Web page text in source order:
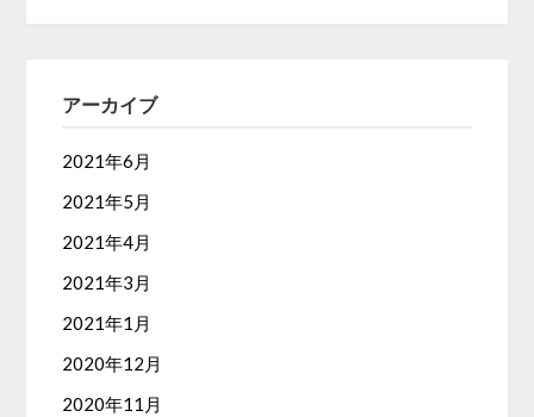
アーカイブ
2021年6月
2021年5月
2021年4月
2021年3月
2021年1月
2020年12月
2020年11月